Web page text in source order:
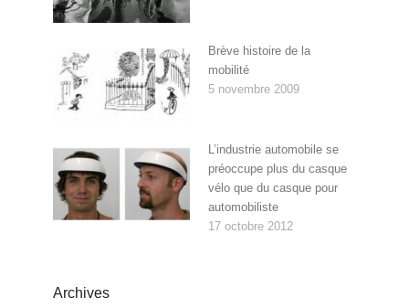
Brève histoire de la
mobilité
5 novembre 2009
L’industrie automobile se
préoccupe plus du casque
vélo que du casque pour
automobiliste
17 octobre 2012
Archives